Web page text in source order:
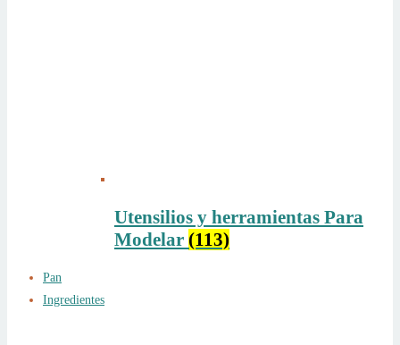
Utensilios y herramientas Para
Modelar (113)
Pan
Ingredientes